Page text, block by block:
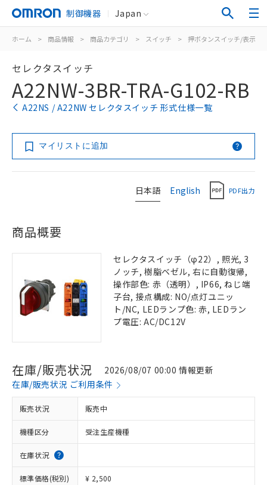
制御機器 Japan
ホーム > 商品情報 > 商品カテゴリ > スイッチ > 押ボタンスイッチ/表示灯
セレクタスイッチ
A22NW-3BR-TRA-G102-RB
A22NS / A22NW セレクタスイッチ 形式仕様一覧
マイリストに追加
日本語 English PDF出力
商品概要
セレクタスイッチ（φ22）, 照光, 3
ノッチ, 樹脂ベゼル, 右に自動復帰,
操作部色: 赤（透明）, IP66, ねじ端
子台, 接点構成: NO/点灯ユニッ
ト/NC, LEDランプ色: 赤, LEDラン
プ電圧: AC/DC12V
在庫/販売状況
2026/08/07 00:00 情報更新
在庫/販売状況 ご利用条件
販売状況 販売中
機種区分 受注生産機種
在庫状況
標準価格(税別) ¥ 2,500